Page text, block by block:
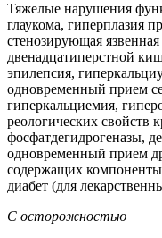
Тяжелые нарушения
глаукома, гиперплазия
стенозирующая
двенадцатиперстной
эпилепсия,
одновременный прием
гиперкальциемия,
реологических свойств
фосфатдегидрогеназы,
одновременный прием
содержащих
диабет (для
С осторожностью